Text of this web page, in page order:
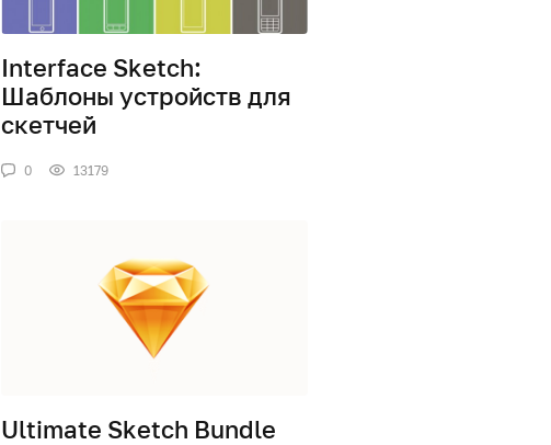
Interface Sketch:
Шаблоны устройств для
скетчей
0 13179
Ultimate Sketch Bundle